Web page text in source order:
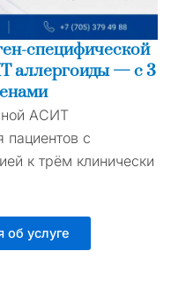
специфической
аллергоиды — с 3
АСИТ
пациентов с
к трём клинически
услуге